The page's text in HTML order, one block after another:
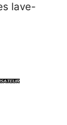
lave-